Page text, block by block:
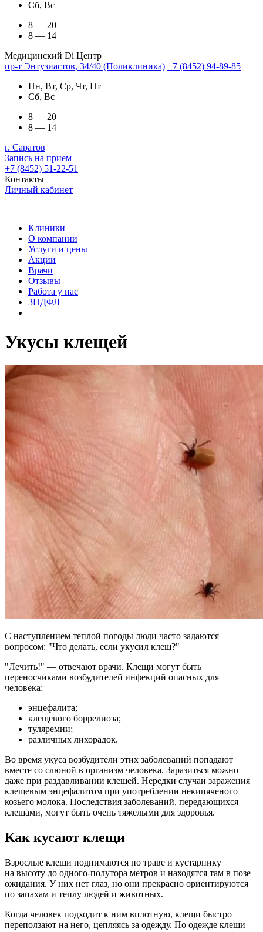
Сб, Вс
8 — 20
8 — 14
Медицинский Di Центр
пр-т Энтузиастов, 34/40 (Поликлиника) +7 (8452) 94-89-85
Пн, Вт, Ср, Чт, Пт
Сб, Вс
8 — 20
8 — 14
г. Саратов
Запись на прием
+7 (8452) 51-22-51
Контакты
Личный кабинет
Клиники
О компании
Услуги и цены
Акции
Врачи
Отзывы
Работа у нас
3НДФЛ
Укусы клещей
С наступлением теплой погоды люди часто задаются
вопросом: "Что делать, если укусил клещ?"
"Лечить!" — отвечают врачи. Клещи могут быть
переносчиками возбудителей инфекций опасных для
человека:
энцефалита;
клещевого боррелиоза;
туляремии;
различных лихорадок.
Во время укуса возбудители этих заболеваний попадают
вместе со слюной в организм человека. Заразиться можно
даже при раздавливании клещей. Нередки случаи заражения
клещевым энцефалитом при употреблении некипяченого
козьего молока. Последствия заболеваний, передающихся
клещами, могут быть очень тяжелыми для здоровья.
Как кусают клещи
Взрослые клещи поднимаются по траве и кустарнику
на высоту до одного-полутора метров и находятся там в позе
ожидания. У них нет глаз, но они прекрасно ориентируются
по запахам и теплу людей и животных.
Когда человек подходит к ним вплотную, клещи быстро
переползают на него, цепляясь за одежду. По одежде клещи